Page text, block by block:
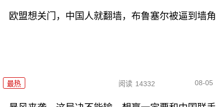
欧盟想关门，中国人就翻墙，布鲁塞尔被逼到墙角
最热 阅读 14332 08-05